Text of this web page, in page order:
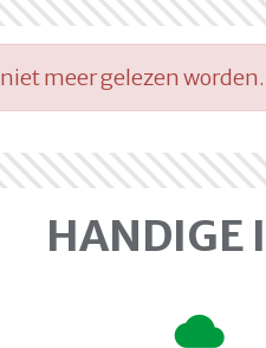
meer gelezen worden.
HANDIGE